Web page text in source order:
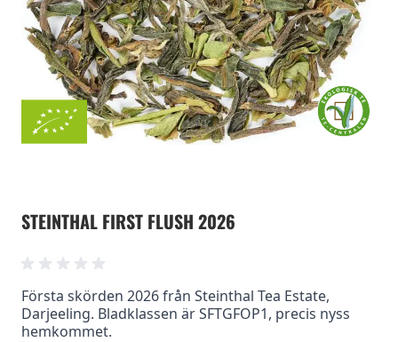
STEINTHAL FIRST FLUSH 2026
Första skörden 2026 från Steinthal Tea Estate,
Darjeeling. Bladklassen är SFTGFOP1, precis nyss
hemkommet.